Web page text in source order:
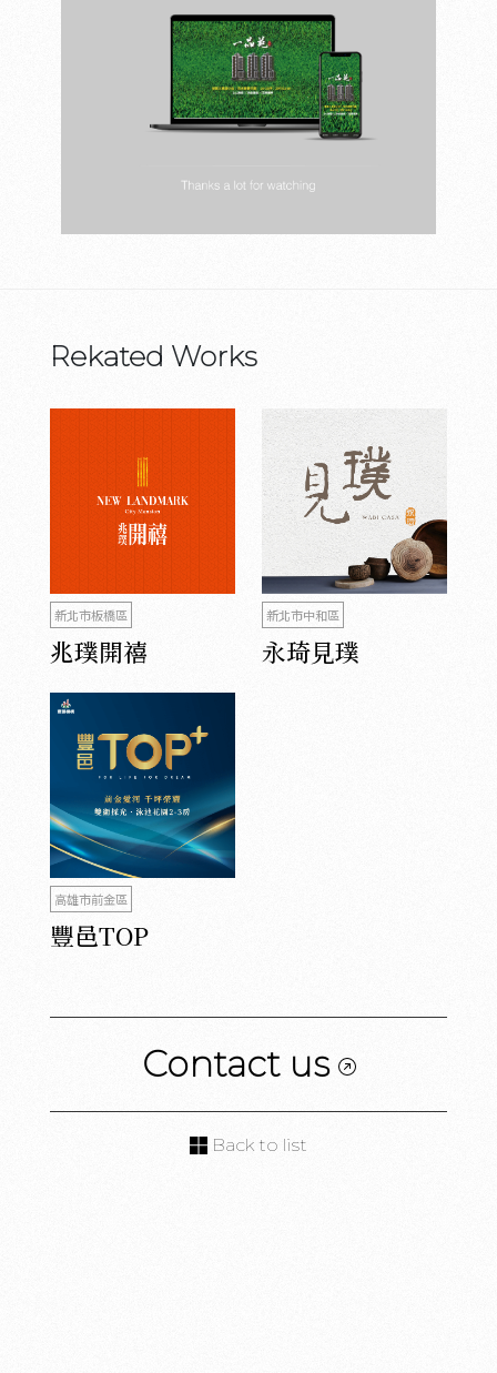
Rekated Works
新北市板橋區
兆璞開禧
新北市中和區
永琦見璞
高雄市前金區
豐邑TOP
Contact us
Back to list